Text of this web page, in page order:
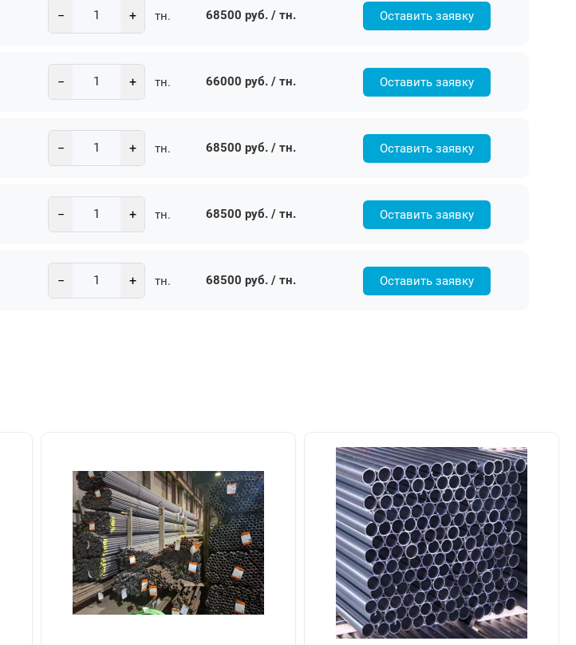
− + тн. 68500 руб. / тн. Оставить заявку
− + тн. 66000 руб. / тн. Оставить заявку
− + тн. 68500 руб. / тн. Оставить заявку
− + тн. 68500 руб. / тн. Оставить заявку
− + тн. 68500 руб. / тн. Оставить заявку